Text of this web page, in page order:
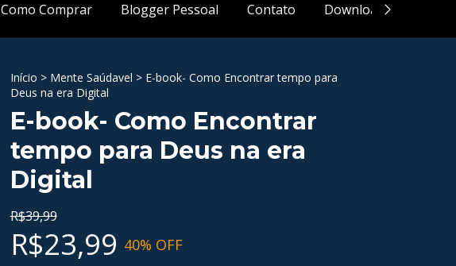
Como Comprar Blogger Pessoal Contato Downloads
Início > Mente Saúdavel > E-book- Como Encontrar tempo para
Deus na era Digital
E-book- Como Encontrar
tempo para Deus na era
Digital
R$39,99
R$23,99 40% OFF